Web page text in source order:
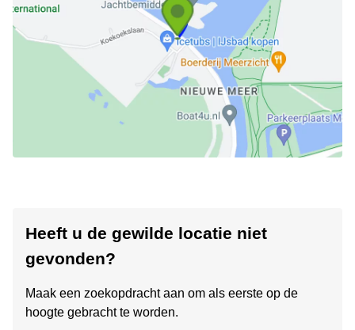
Heeft u de gewilde locatie niet
gevonden?
Maak een zoekopdracht aan om als eerste op de
hoogte gebracht te worden.